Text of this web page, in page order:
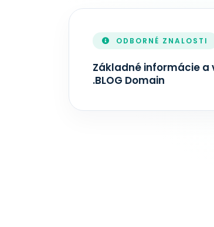
ODBORNÉ ZNALOSTI
Základné informácie a
.BLOG Domain